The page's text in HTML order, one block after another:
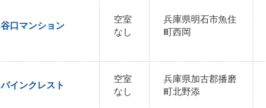
谷口マンション
空室
なし
兵庫県明石市魚住
町西岡
パインクレスト
空室
なし
兵庫県加古郡播磨
町北野添